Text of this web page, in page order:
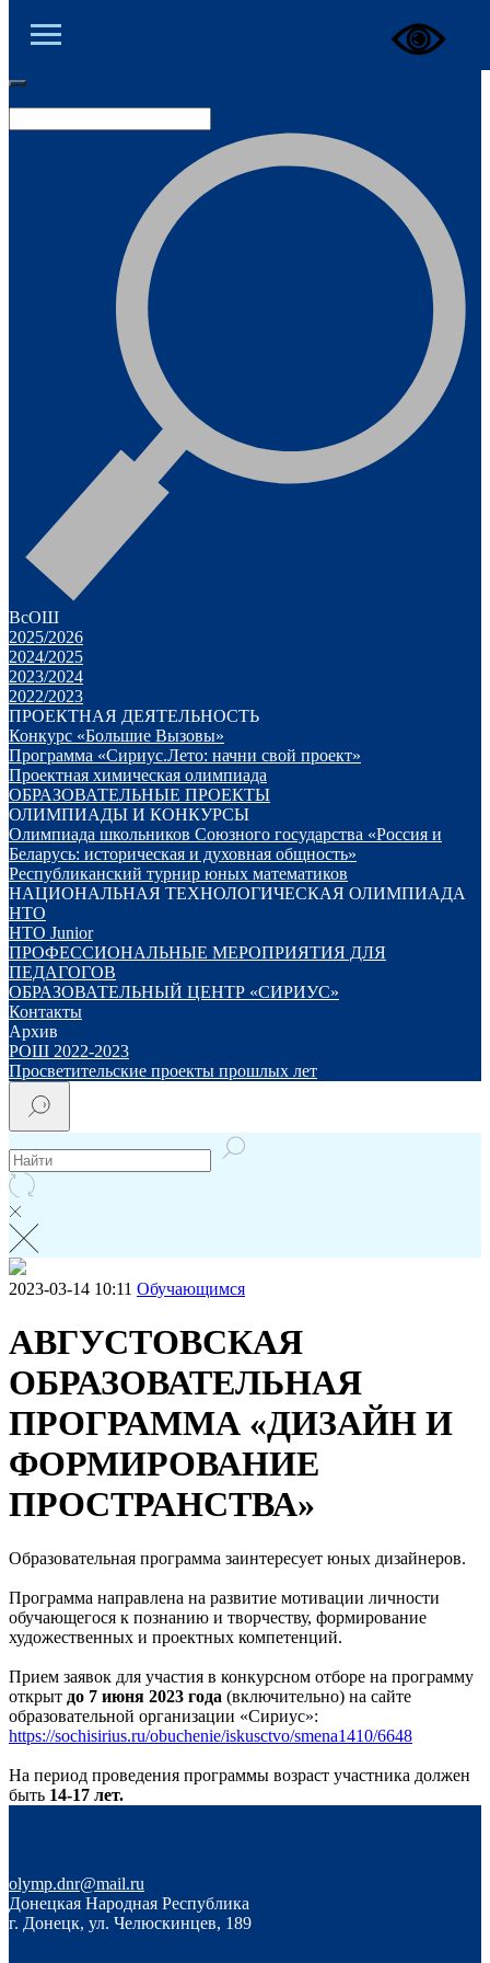
ВсОШ
2025/2026
2024/2025
2023/2024
2022/2023
ПРОЕКТНАЯ ДЕЯТЕЛЬНОСТЬ
Конкурс «Большие Вызовы»
Программа «Сириус.Лето: начни свой проект»
Проектная химическая олимпиада
ОБРАЗОВАТЕЛЬНЫЕ ПРОЕКТЫ
ОЛИМПИАДЫ И КОНКУРСЫ
Олимпиада школьников Союзного государства «Россия и
Беларусь: историческая и духовная общность»
Республиканский турнир юных математиков
НАЦИОНАЛЬНАЯ ТЕХНОЛОГИЧЕСКАЯ ОЛИМПИАДА
НТО
НТО Junior
ПРОФЕССИОНАЛЬНЫЕ МЕРОПРИЯТИЯ ДЛЯ
ПЕДАГОГОВ
ОБРАЗОВАТЕЛЬНЫЙ ЦЕНТР «СИРИУС»
Контакты
Архив
РОШ 2022-2023
Просветительские проекты прошлых лет
2023-03-14 10:11 Обучающимся
АВГУСТОВСКАЯ
ОБРАЗОВАТЕЛЬНАЯ
ПРОГРАММА «ДИЗАЙН И
ФОРМИРОВАНИЕ
ПРОСТРАНСТВА»
Образовательная программа заинтересует юных дизайнеров.
Программа направлена на развитие мотивации личности
обучающегося к познанию и творчеству, формирование
художественных и проектных компетенций.
Прием заявок для участия в конкурсном отборе на программу
открыт до 7 июня 2023 года (включительно) на сайте
образовательной организации «Сириус»:
https://sochisirius.ru/obuchenie/iskusctvo/smena1410/6648
На период проведения программы возраст участника должен
быть 14-17 лет.
olymp.dnr@mail.ru
Донецкая Народная Республика
г. Донецк, ул. Челюскинцев, 189